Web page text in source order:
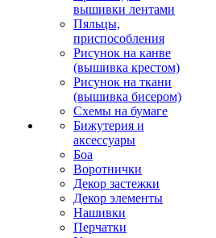
вышивки лентами
Пяльцы,
приспособления
Рисунок на канве
(вышивка крестом)
Рисунок на ткани
(вышивка бисером)
Схемы на бумаге
Бижутерия и
аксессуары
Боа
Воротнички
Декор застежки
Декор элементы
Нашивки
Перчатки